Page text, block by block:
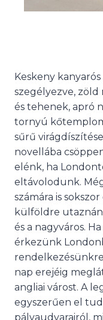
Keskeny
szegélyezve,
és tehenek, apró
tornyú
sűrű
novellába
elénk, ha
eltávolodunk.
számára is
külföldre
és a nagyváros.
érkezünk
nap erejéig
angliai várost. A
egyszerűen el
pályaudvarairól,